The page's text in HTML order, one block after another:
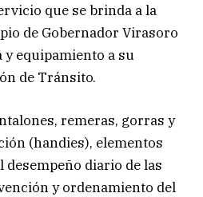
que se brinda a la
de Gobernador Virasoro
equipamiento a su
de Tránsito.
remeras, gorras y
(handies), elementos
diario de las
y ordenamiento del